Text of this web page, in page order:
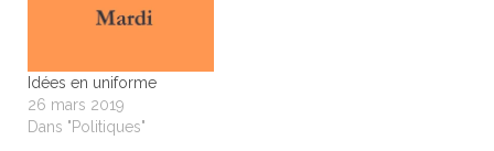
Idées en uniforme
26 mars 2019
Dans "Politiques"